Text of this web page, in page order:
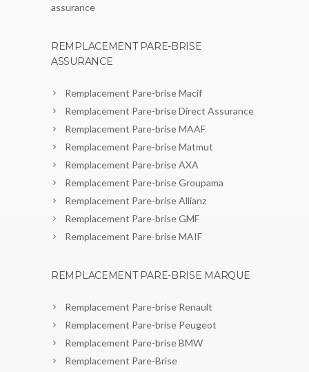
assurance
REMPLACEMENT PARE-BRISE
ASSURANCE
Remplacement Pare-brise Macif
Remplacement Pare-brise Direct Assurance
Remplacement Pare-brise MAAF
Remplacement Pare-brise Matmut
Remplacement Pare-brise AXA
Remplacement Pare-brise Groupama
Remplacement Pare-brise Allianz
Remplacement Pare-brise GMF
Remplacement Pare-brise MAIF
REMPLACEMENT PARE-BRISE MARQUE
Remplacement Pare-brise Renault
Remplacement Pare-brise Peugeot
Remplacement Pare-brise BMW
Remplacement Pare-Brise